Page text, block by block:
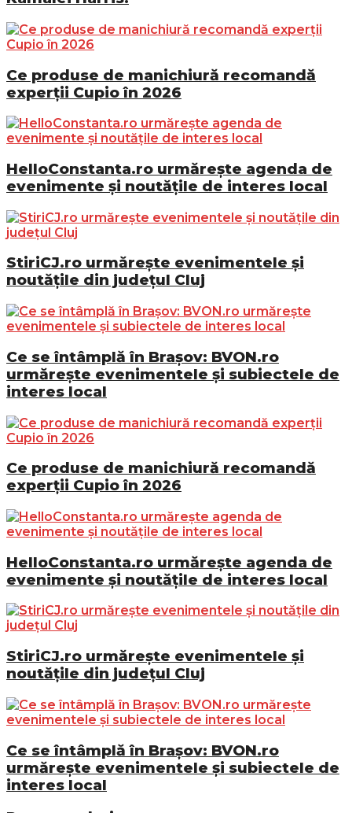
Ce produse de manichiură recomandă
experții Cupio în 2026
HelloConstanta.ro urmărește agenda de
evenimente și noutățile de interes local
StiriCJ.ro urmărește evenimentele și
noutățile din județul Cluj
Ce se întâmplă în Brașov: BVON.ro
urmărește evenimentele și subiectele de
interes local
Ce produse de manichiură recomandă
experții Cupio în 2026
HelloConstanta.ro urmărește agenda de
evenimente și noutățile de interes local
StiriCJ.ro urmărește evenimentele și
noutățile din județul Cluj
Ce se întâmplă în Brașov: BVON.ro
urmărește evenimentele și subiectele de
interes local